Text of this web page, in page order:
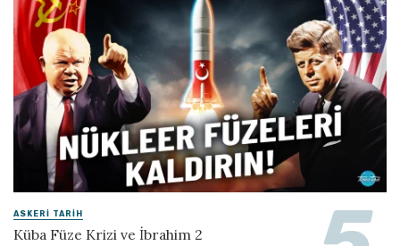
ASKERI TARIH
Küba Füze Krizi ve İbrahim 2